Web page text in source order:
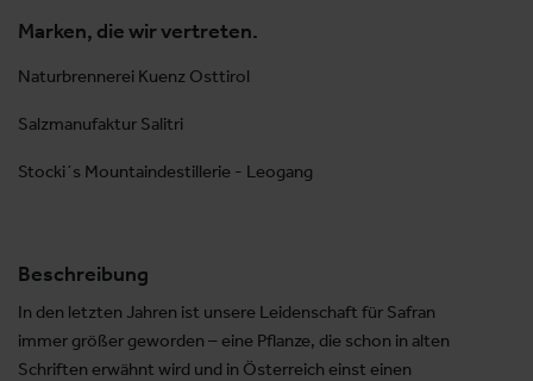
Marken, die wir vertreten.
Naturbrennerei Kuenz Osttirol
Salzmanufaktur Salitri
Stocki´s Mountaindestillerie - Leogang
Beschreibung
In den letzten Jahren ist unsere Leidenschaft für Safran
immer größer geworden – eine Pflanze, die schon in alten
Schriften erwähnt wird und in Österreich einst einen